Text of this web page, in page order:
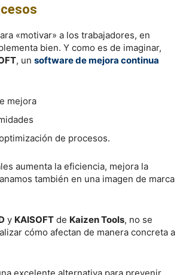
«motivar» a los trabajadores, en
bien. Y como es de imaginar,
, un software de mejora continua
mejora
de procesos.
aumenta la eficiencia, mejora la
también en una imagen de marca
y KAISOFT de Kaizen Tools, no se
cómo afectan de manera concreta a